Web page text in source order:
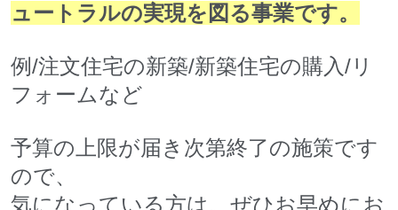
ュートラルの実現を図る事業です。
例/注文住宅の新築/新築住宅の購入/リ
フォームなど
予算の上限が届き次第終了の施策です
ので、
気になっている方は、ぜひお早めにお